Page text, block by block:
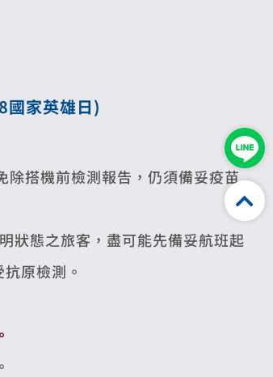
家英雄日)
除搭機前檢測報告，仍須備妥疫苗
狀態之旅客，盡可能先備妥航班起
原檢測。